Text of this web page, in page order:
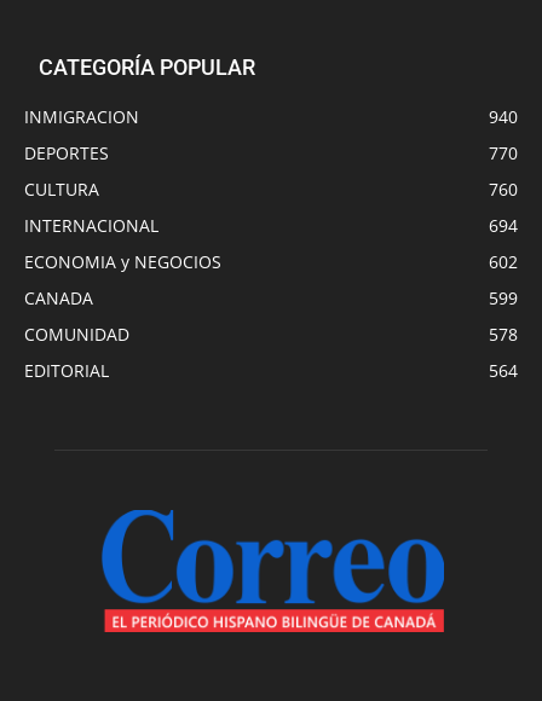
CATEGORÍA POPULAR
INMIGRACION
940
DEPORTES
770
CULTURA
760
INTERNACIONAL
694
ECONOMIA y NEGOCIOS
602
CANADA
599
COMUNIDAD
578
EDITORIAL
564